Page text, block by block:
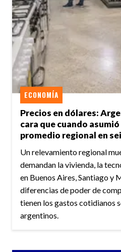
Precios en dólares:
cara que cuando
promedio regional en
ECONOMÍA
Un relevamiento regional
demandan la vivienda, la
en Buenos Aires, Santiago y
diferencias de poder de
tienen los gastos cotidianos
argentinos.